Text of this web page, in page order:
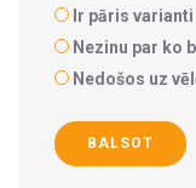
Ir pāris varianti
Nezinu par ko
Nedošos uz
BALSOT